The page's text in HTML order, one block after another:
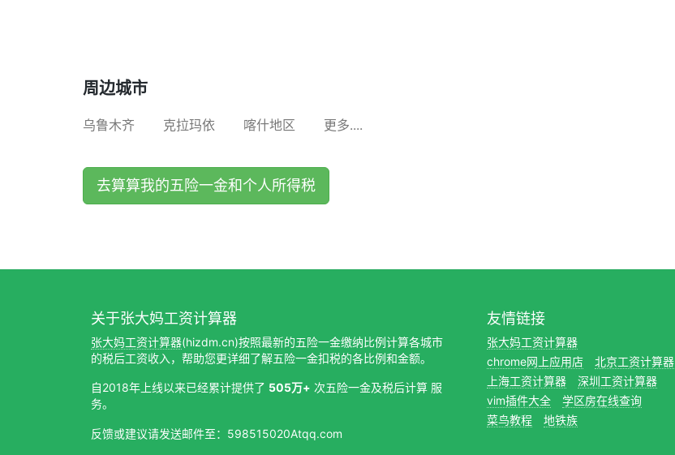
周边城市
乌鲁木齐 克拉玛依 喀什地区 更多....
去算算我的五险一金和个人所得税
关于张大妈工资计算器
张大妈工资计算器(hizdm.cn)按照最新的五险一金缴纳比例计算各城市
的税后工资收入，帮助您更详细了解五险一金扣税的各比例和金额。
自2018年上线以来已经累计提供了 505万+ 次五险一金及税后计算 服
务。
反馈或建议请发送邮件至：598515020Atqq.com
友情链接
张大妈工资计算器
chrome网上应用店
北京工资计算器
上海工资计算器
深圳工资计算器
vim插件大全
学区房在线查询
菜鸟教程
地铁族